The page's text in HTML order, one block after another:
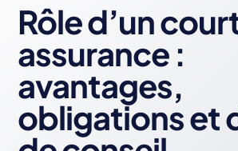
Rôle d’un
assurance :
avantages,
obligations et